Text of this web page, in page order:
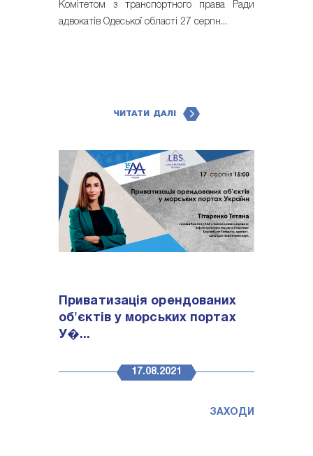
Комітетом з транспортного права Ради
адвокатів Одеської області 27 серпн...
ЧИТАТИ ДАЛІ
Приватизація орендованих
об'єктів у морських портах
У�...
17.08.2021
ЗАХОДИ